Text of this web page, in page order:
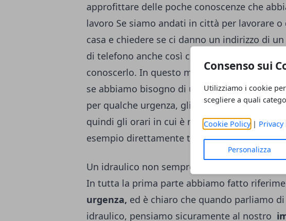
Consenso sui
Utilizziamo i cookie
scegliere a quali
Cookie Policy| Privacy
Personalizza
approfittare delle poche conoscenze che
lavoro Se siamo andati in città per lavorare
casa e chiedere se ci danno un indirizzo di
di telefono anche così che lo contattiamo e
conoscerlo. In questo modo praticamente
se abbiamo bisogno di un idraulico per
per qualche urgenza, gli avremmo anche
quindi gli orari in cui è reperibile, come vuole
esempio direttamente telefonando, o
Un idraulico non sempre può dirci il prezzo
In tutta la prima parte abbiamo fatto
urgenza, ed è chiaro che quando parliamo
idraulico, pensiamo sicuramente al nostro